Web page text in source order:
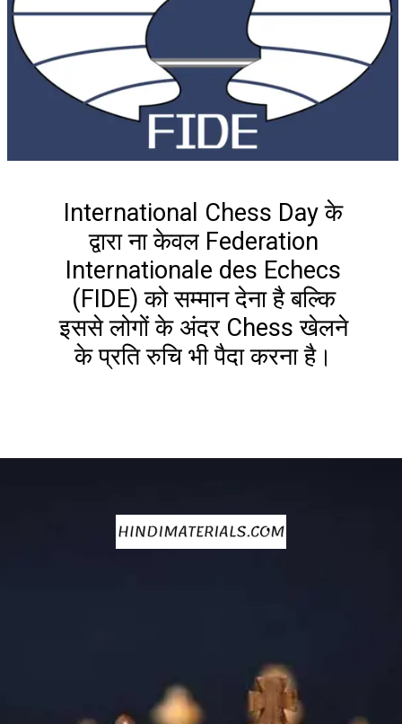
International Chess Day के
द्वारा ना केवल Federation
Internationale des Echecs
(FIDE) को सम्मान देना है बल्कि
इससे लोगों के अंदर Chess खेलने
के प्रति रुचि भी पैदा करना है।